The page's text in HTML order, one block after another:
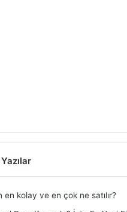
en kolay ve en çok ne satılır?